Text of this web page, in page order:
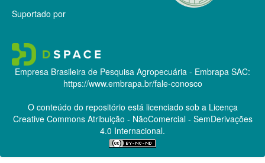
Suportado por
Empresa Brasileira de Pesquisa Agropecuária - Embrapa SAC:
https://www.embrapa.br/fale-conosco
O conteúdo do repositório está licenciado sob a Licença
Creative CommonsAtribuição - NãoComercial - SemDerivações
4.0 Internacional.